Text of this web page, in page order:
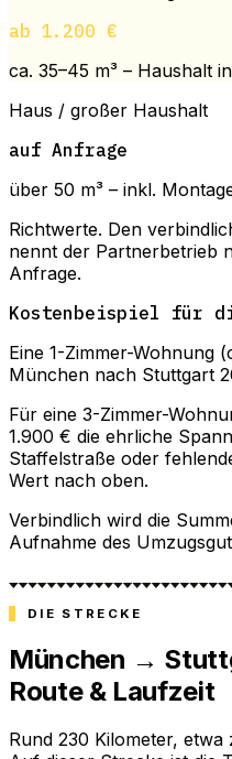
ab 1.200 €
ca. 35–45 m³ – Haushalt
Haus / großer Haushalt
auf Anfrage
über 50 m³ – inkl.
Richtwerte. Den
nennt der Partnerbetrieb
Anfrage.
Kostenbeispiel für
Eine 1-Zimmer-Wohnung
München nach Stuttgart
Für eine 3-Zimmer-
1.900 € die ehrliche
Staffelstraße oder
Wert nach oben.
Verbindlich wird die
Aufnahme des
DIE STRECKE
München →
Route & Laufzeit
Rund 230 Kilometer,